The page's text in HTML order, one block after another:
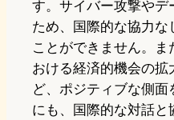
す。サイバー攻撃やデ
ため、国際的な協力な
ことができません。
おける経済的機会の
ど、ポジティブな側
にも、国際的な対話と